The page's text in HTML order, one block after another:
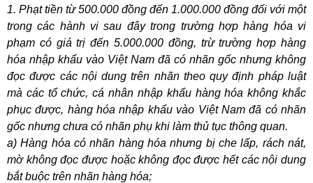
1. Phạt tiền từ 500.000 đồng đến 1.000.000 đồng đối với một
trong các hành vi sau đây trong trường hợp hàng hóa vi
phạm có giá trị đến 5.000.000 đồng, trừ trường hợp hàng
hóa nhập khẩu vào Việt Nam đã có nhãn gốc nhưng không
đọc được các nội dung trên nhãn theo quy định pháp luật
mà các tổ chức, cá nhân nhập khẩu hàng hóa không khắc
phục được, hàng hóa nhập khẩu vào Việt Nam đã có nhãn
gốc nhưng chưa có nhãn phụ khi làm thủ tục thông quan.
a) Hàng hóa có nhãn hàng hóa nhưng bị che lấp, rách nát,
mờ không đọc được hoặc không đọc được hết các nội dung
bắt buộc trên nhãn hàng hóa;